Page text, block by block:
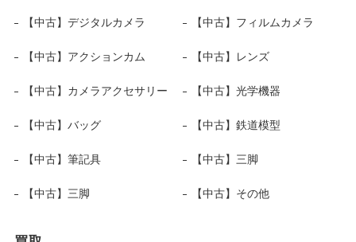
【中古】デジタルカメラ 【中古】フィルムカメラ
【中古】アクションカム 【中古】レンズ
【中古】カメラアクセサリー 【中古】光学機器
【中古】バッグ 【中古】鉄道模型
【中古】筆記具 【中古】三脚
【中古】三脚 【中古】その他